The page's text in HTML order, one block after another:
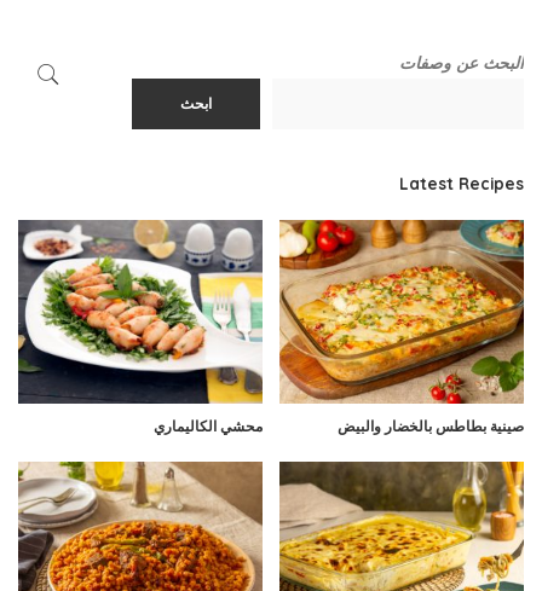
البحث عن وصفات
ابحث
Latest Recipes
صينية بطاطس بالخضار والبيض محشي الكاليماري